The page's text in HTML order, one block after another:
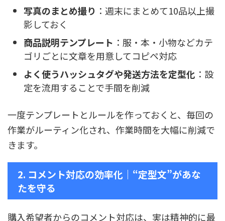
写真のまとめ撮り ：週末にまとめて10品以上撮
影しておく
商品説明テンプレート ：服・本・小物などカテ
ゴリごとに文章を用意してコピペ対応
よく使うハッシュタグや発送方法を定型化 ：設
定を流用することで手間を削減
一度テンプレートとルールを作っておくと、毎回の
作業がルーティン化され、作業時間を大幅に削減で
きます。
2. コメント対応の効率化｜“定型文”があな
たを守る
購入希望者からのコメント対応は、実は精神的に最